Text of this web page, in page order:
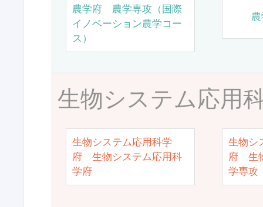
農学府 農学専攻（国際
イノベーション農学コー
ス）
生物システム応用
生物システム応用科学
府 生物システム応用科
学府
生物シ
府 生
学専攻